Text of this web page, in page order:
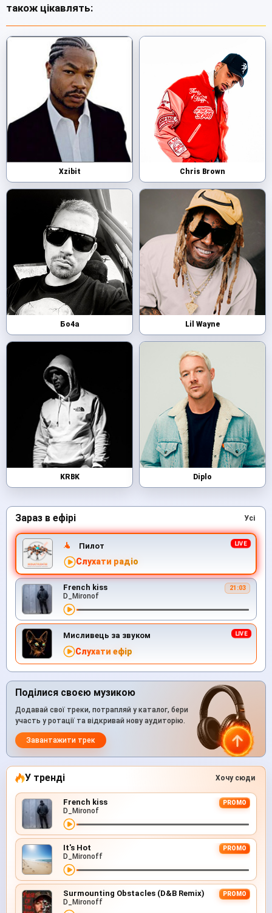
також цікавлять:
Xzibit Chris Brown
Бо4а Lil Wayne
KRBK Diplo
Зараз в ефірі Усі
Пилот
Слухати радіо
French kiss 21:03
D_Mironof
Мисливець за звуком
Слухати ефір
Поділися своєю музикою
Додавай свої треки, потрапляй у каталог, бери
участь у ротації та відкривай нову аудиторію.
Завантажити трек
У тренді Хочу сюди
French kiss PROMO
D_Mironof
It's Hot PROMO
D_Mironoff
Surmounting Obstacles (D&B Remix) PROMO
D_Mironoff